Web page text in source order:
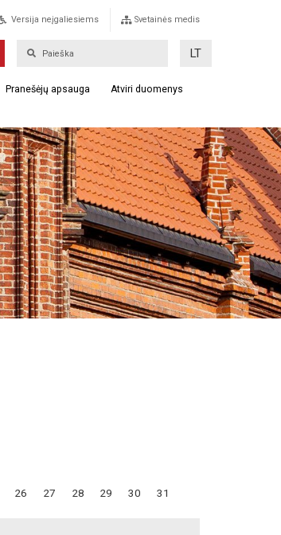
Versija neįgaliesiems Svetainės medis
LT
Pranešėjų apsauga Atviri duomenys
26 27 28 29 30 31